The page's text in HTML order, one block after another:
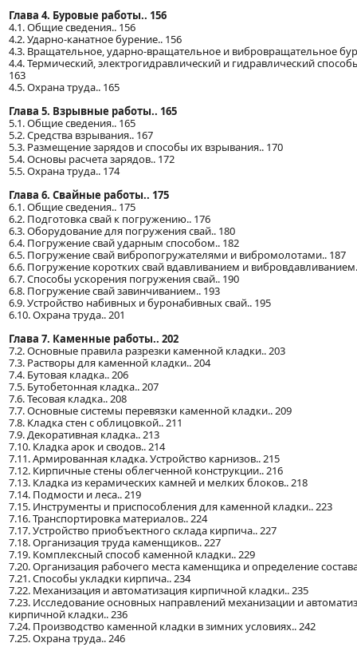
Глава 4. Буровые работы.. 156
4.1. Общие сведения.. 156
4.2. Ударно-канатное бурение.. 156
4.3. Вращательное, ударно-вращательное и вибровращательное
4.4. Термический, электрогидравлический и гидравлический
163
4.5. Охрана труда.. 165
Глава 5. Взрывные работы.. 165
5.1. Общие сведения.. 165
5.2. Средства взрывания.. 167
5.3. Размещение зарядов и способы их взрывания.. 170
5.4. Основы расчета зарядов.. 172
5.5. Охрана труда.. 174
Глава 6. Свайные работы.. 175
6.1. Общие сведения.. 175
6.2. Подготовка свай к погружению.. 176
6.3. Оборудование для погружения свай.. 180
6.4. Погружение свай ударным способом.. 182
6.5. Погружение свай вибропогружателями и вибромолотами.. 187
6.6. Погружение коротких свай вдавливанием и
6.7. Способы ускорения погружения свай.. 190
6.8. Погружение свай завинчиванием.. 193
6.9. Устройство набивных и буронабивных свай.. 195
6.10. Охрана труда.. 201
Глава 7. Каменные работы.. 202
7.2. Основные правила разрезки каменной кладки.. 203
7.3. Растворы для каменной кладки.. 204
7.4. Бутовая кладка.. 206
7.5. Бутобетонная кладка.. 207
7.6. Тесовая кладка.. 208
7.7. Основные системы перевязки каменной кладки.. 209
7.8. Кладка стен с облицовкой.. 211
7.9. Декоративная кладка.. 213
7.10. Кладка арок и сводов.. 214
7.11. Армированная кладка. Устройство карнизов.. 215
7.12. Кирпичные стены облегченной конструкции.. 216
7.13. Кладка из керамических камней и мелких блоков.. 218
7.14. Подмости и леса.. 219
7.15. Инструменты и приспособления для каменной кладки.. 223
7.16. Транспортировка материалов.. 224
7.17. Устройство приобъектного склада кирпича.. 227
7.18. Организация труда каменщиков.. 227
7.19. Комплексный способ каменной кладки.. 229
7.20. Организация рабочего места каменщика и определение
7.21. Способы укладки кирпича.. 234
7.22. Механизация и автоматизация кирпичной кладки.. 235
7.23. Исследование основных направлений механизации и
кирпичной кладки.. 236
7.24. Производство каменной кладки в зимних условиях.. 242
7.25. Охрана труда.. 246